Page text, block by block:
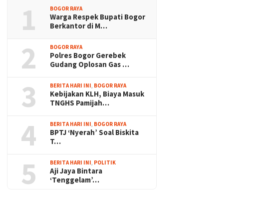
1 BOGOR RAYA
Warga Respek Bupati Bogor
Berkantor di M…
2 BOGOR RAYA
Polres Bogor Gerebek
Gudang Oplosan Gas …
3 BERITA HARI INI, BOGOR RAYA
Kebijakan KLH, Biaya Masuk
TNGHS Pamijah…
4 BERITA HARI INI, BOGOR RAYA
BPTJ ‘Nyerah’ Soal Biskita
T…
5 BERITA HARI INI, POLITIK
Aji Jaya Bintara
‘Tenggelam’…